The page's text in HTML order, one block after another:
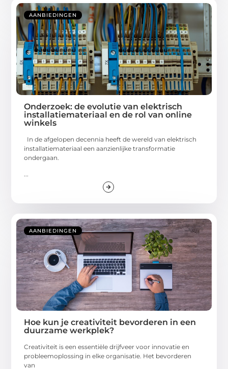
AANBIEDINGEN
Onderzoek: de evolutie van elektrisch
installatiemateriaal en de rol van online
winkels
In de afgelopen decennia heeft de wereld van elektrisch
installatiemateriaal een aanzienlijke transformatie
ondergaan.
...
AANBIEDINGEN
Hoe kun je creativiteit bevorderen in een
duurzame werkplek?
Creativiteit is een essentiële drijfveer voor innovatie en
probleemoplossing in elke organisatie. Het bevorderen
van